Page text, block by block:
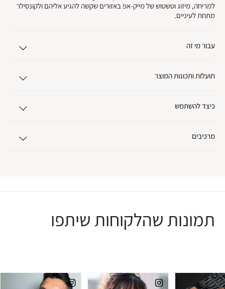
למריחה, מיזוג וטשטוש של מייק-אפ באזורים שקשה להגיע אליהם ולקונסילר
מתחת לעיניים.
עבור מי זה
תועלות ותכונות המוצר
כיצד להשתמש
מרכיבים
תמונות שהלקוחות שיתפו